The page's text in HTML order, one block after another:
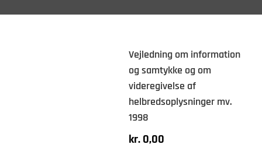
Vejledning om information
og samtykke og om
videregivelse af
helbredsoplysninger mv.
1998
kr.0,00